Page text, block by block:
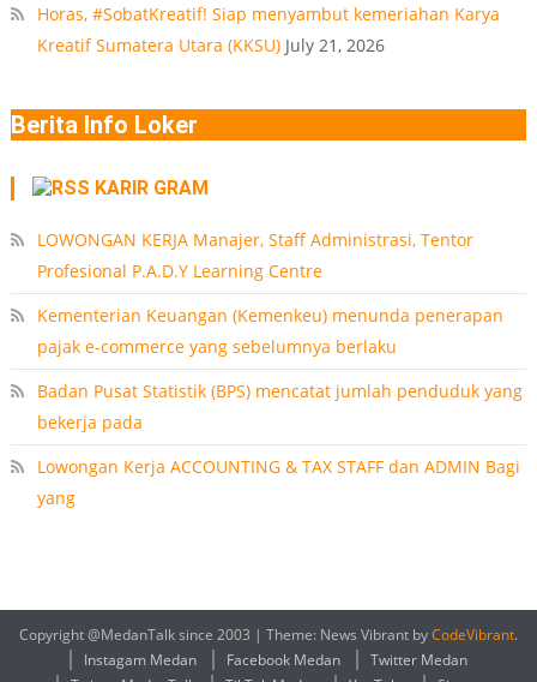
Horas, #SobatKreatif! Siap menyambut kemeriahan Karya
Kreatif Sumatera Utara (KKSU) July 21, 2026
Berita Info Loker
KARIR GRAM
LOWONGAN KERJA Manajer, Staff Administrasi, Tentor
Profesional P.A.D.Y Learning Centre
Kementerian Keuangan (Kemenkeu) menunda penerapan
pajak e-commerce yang sebelumnya berlaku
Badan Pusat Statistik (BPS) mencatat jumlah penduduk yang
bekerja pada
Lowongan Kerja ACCOUNTING & TAX STAFF dan ADMIN Bagi
yang
Copyright @MedanTalk since 2003 | Theme: News Vibrant byCodeVibrant.
Instagam Medan
Facebook Medan
Twitter Medan